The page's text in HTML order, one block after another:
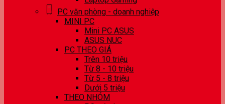
PC văn phòng - doanh nghiệp
MINI PC
Mini PC ASUS
ASUS NUC
PC THEO GIÁ
Trên 10 triệu
Từ 8 - 10 triệu
Từ 5 - 8 triệu
Dưới 5 triệu
THEO NHÓM